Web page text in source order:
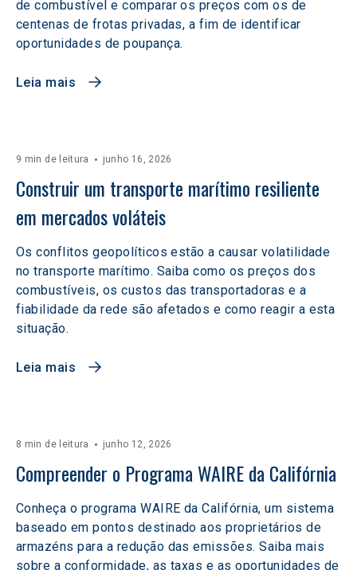
de combustível e comparar os preços com os de
centenas de frotas privadas, a fim de identificar
oportunidades de poupança.
Leia mais
9 min de leitura junho 16, 2026
Construir um transporte marítimo resiliente
em mercados voláteis
Os conflitos geopolíticos estão a causar volatilidade
no transporte marítimo. Saiba como os preços dos
combustíveis, os custos das transportadoras e a
fiabilidade da rede são afetados e como reagir a esta
situação.
Leia mais
8 min de leitura junho 12, 2026
Compreender o Programa WAIRE da Califórnia
Conheça o programa WAIRE da Califórnia, um sistema
baseado em pontos destinado aos proprietários de
armazéns para a redução das emissões. Saiba mais
sobre a conformidade, as taxas e as oportunidades de